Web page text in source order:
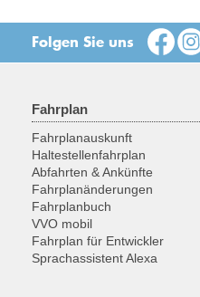
Folgen Sie uns
Fahrplan
Fahrplanauskunft
Haltestellenfahrplan
Abfahrten & Ankünfte
Fahrplanänderungen
Fahrplanbuch
VVO mobil
Fahrplan für Entwickler
Sprachassistent Alexa